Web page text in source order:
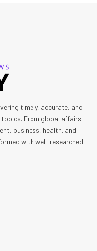
timely, accurate, and
topics. From global affairs
business, health, and
with well-researched